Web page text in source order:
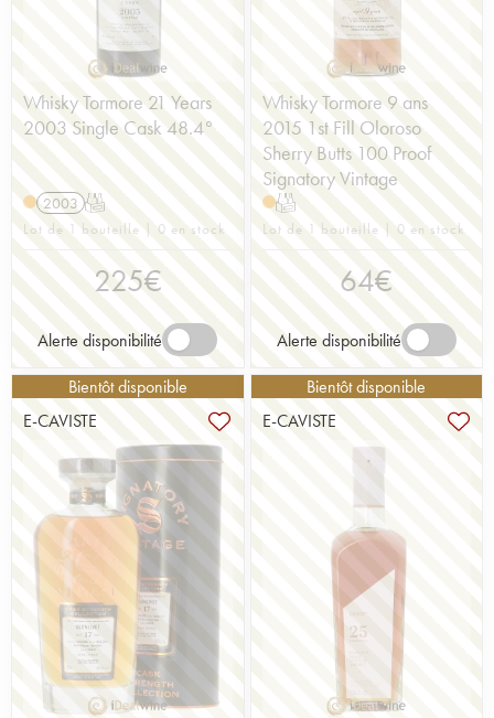
Whisky Tormore 21 Years
2003 Single Cask 48.4°
2003 T
Lot de 1 bouteille | 0 en stock
225€
Alerte disponibilité
Whisky Tormore 9 ans
2015 1st Fill Oloroso
Sherry Butts 100 Proof
Signatory Vintage
T
Lot de 1 bouteille | 0 en stock
64€
Alerte disponibilité
Bientôt disponible
E-CAVISTE
Bientôt disponible
E-CAVISTE